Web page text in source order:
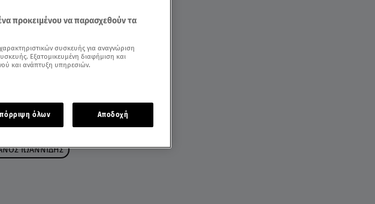
ΙΩΑΝΝΙΔΗΣ
προκειμένου να παρασχεθούν τα
συσκευής για αναγνώριση
Εξατομικευμένη διαφήμιση και
και ανάπτυξη υπηρεσιών.
όλων Αποδοχή